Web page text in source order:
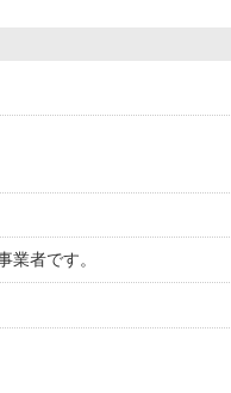
者です。